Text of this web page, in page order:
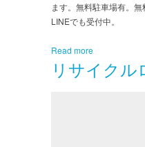
ます。無料駐車場有。無
LINEでも受付中。
Read more
リサイクル